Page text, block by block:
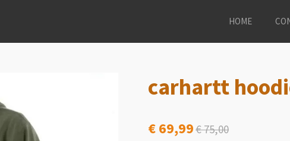
HOME
carhartt
€ 69,99€ 75,00